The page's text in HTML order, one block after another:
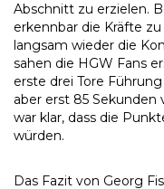
Abschnitt zu erzielen.
erkennbar die Kräfte
langsam wieder die
sahen die HGW Fans
erste drei Tore
aber erst 85 Sekunden
war klar, dass die
würden.
Das Fazit von Georg